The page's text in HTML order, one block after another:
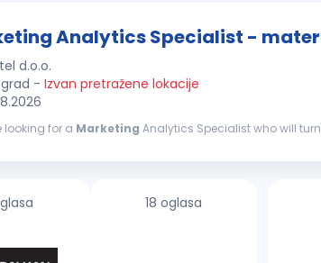
Analytics Specialist -
d.o.o.
- Izvan pretražene lokacije
looking for a Marketing Analytics Specialist who will
18 oglasa